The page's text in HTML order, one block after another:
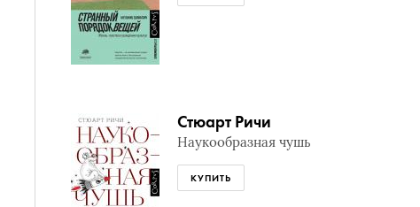
Стюарт Ричи
Наукообразная чушь
КУПИТЬ